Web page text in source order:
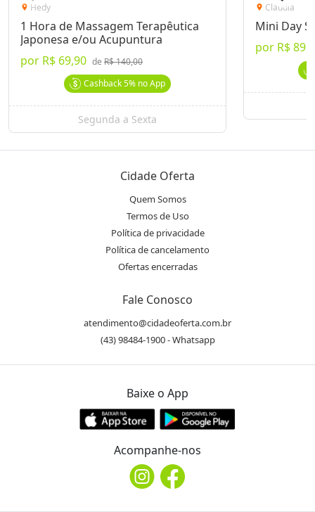
location_on Hedy
1 Hora de Massagem Terapêutica
Japonesa e/ou Acupuntura
por R$ 69,90 deR$ 140,00
Cashback5%no App
Segunda a Sexta
location_on Cláudia
Mini Day
por R$
Cidade Oferta
Quem Somos
Termos de Uso
Política de privacidade
Política de cancelamento
Ofertas encerradas
Fale Conosco
atendimento@cidadeoferta.com.br
(43) 98484-1900 - Whatsapp
Baixe o App
Acompanhe-nos